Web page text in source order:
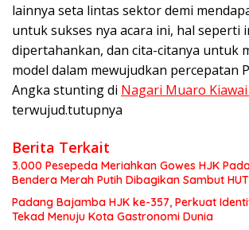
lainnya seta lintas sektor demi
untuk sukses nya acara ini, hal seperti
dipertahankan, dan cita-citanya untuk
model dalam mewujudkan percepatan
Angka stunting di Nagari Muaro
terwujud.tutupnya
Berita Terkait
3.000 Pesepeda Meriahkan Gowes HJK
Bendera Merah Putih Dibagikan Sambut
Padang Bajamba HJK ke-357, Perkuat
Tekad Menuju Kota Gastronomi Dunia